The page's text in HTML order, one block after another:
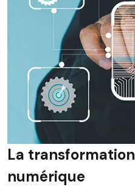
La transformation
numérique